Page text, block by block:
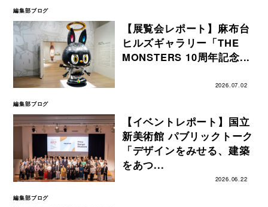
編集部ブログ
【展覧会レポート】麻布台
ヒルズギャラリー「THE
MONSTERS 10周年記念...
2026.07.02
編集部ブログ
【イベントレポート】国立
新美術館 パブリックトーク
「デザインをみせる、建築
をあつ...
2026.06.22
編集部ブログ